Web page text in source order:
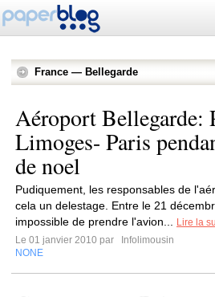
France — Bellegarde
Aéroport Bellegarde:
Limoges- Paris
de noel
Pudiquement, les responsables de
cela un delestage. Entre le 21
impossible de prendre l'avion...
Lire la
Le 01 janvier 2010 par
Infolimousin
NONE